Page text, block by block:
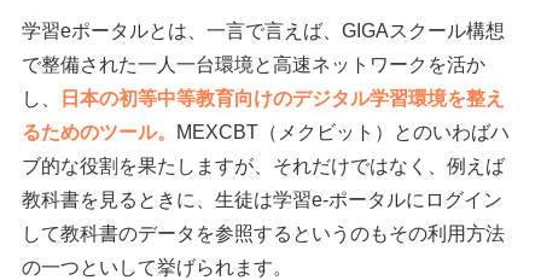
学習eポータルとは、一言で言えば、GIGAスクール構想
で整備された一人一台環境と高速ネットワークを活か
し、
日本の初等中等教育向けのデジタル学習環境を整え
るためのツール。
MEXCBT（メクビット）とのいわばハ
ブ的な役割を果たしますが、それだけではなく、例えば
教科書を見るときに、生徒は学習e-ポータルにログイン
して教科書のデータを参照するというのもその利用方法
の一つといして挙げられます。